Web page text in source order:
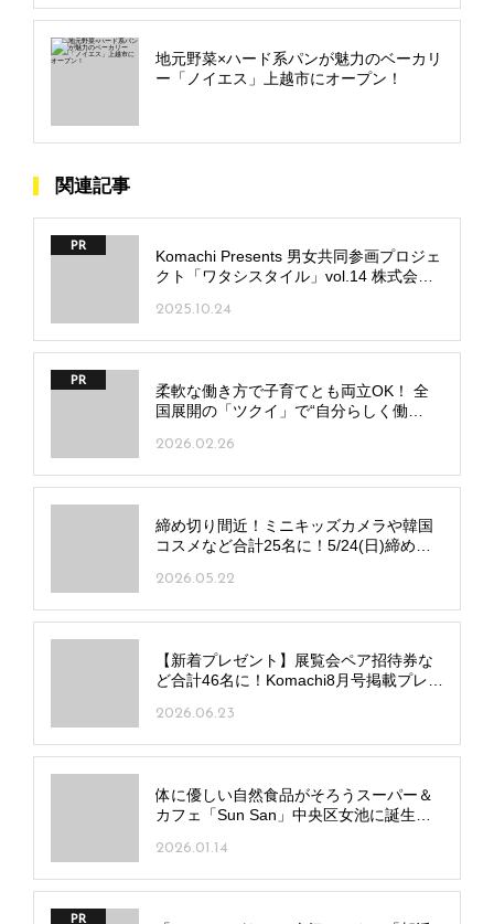
地元野菜×ハード系パンが魅力のベーカリ
ー「ノイエス」上越市にオープン！
関連記事
PR
Komachi Presents 男女共同参画プロジェ
クト「ワタシスタイル」vol.14 株式会社
2025.10.24
PR
柔軟な働き方で子育てとも両立OK！ 全
国展開の「ツクイ」で“自分らしく働
2026.02.26
締め切り間近！ミニキッズカメラや韓国
コスメなど合計25名に！5/24(日)締め切
2026.05.22
【新着プレゼント】展覧会ペア招待券な
ど合計46名に！Komachi8月号掲載プレゼ
2026.06.23
体に優しい自然食品がそろうスーパー＆
カフェ「Sun San」中央区女池に誕生！
2026.01.14
PR